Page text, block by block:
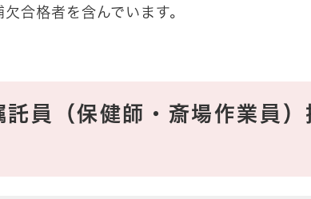
合格者を含んでいます。
託員（保健師・斎場作業員